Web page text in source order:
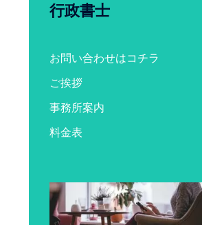
行政書士
お問い合わせはコチラ
ご挨拶
事務所案内
料金表